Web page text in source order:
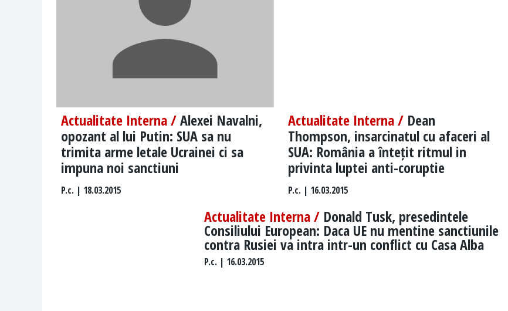
Actualitate Interna /Alexei Navalni,
opozant al lui Putin: SUA sa nu
trimita arme letale Ucrainei ci sa
impuna noi sanctiuni
P.c. | 18.03.2015
Actualitate Interna / Dean
Thompson, insarcinatul cu afaceri al
SUA: România a întețit ritmul in
privinta luptei anti-coruptie
P.c. | 16.03.2015
Actualitate Interna / Donald Tusk, presedintele
Consiliului European: Daca UE nu mentine sanctiunile
contra Rusiei va intra intr-un conflict cu Casa Alba
P.c. | 16.03.2015